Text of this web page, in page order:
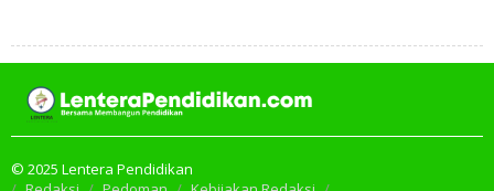
© 2025 Lentera Pendidikan